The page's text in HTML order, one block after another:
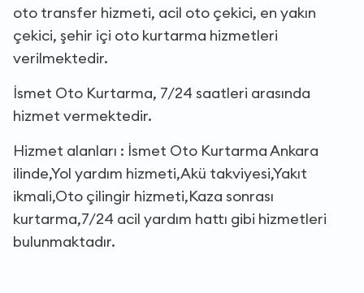
oto transfer hizmeti, acil oto çekici, en yakın
çekici, şehir içi oto kurtarma hizmetleri
verilmektedir.
İsmet Oto Kurtarma, 7/24 saatleri arasında
hizmet vermektedir.
Hizmet alanları : İsmet Oto Kurtarma Ankara
ilinde,Yol yardım hizmeti,Akü takviyesi,Yakıt
ikmali,Oto çilingir hizmeti,Kaza sonrası
kurtarma,7/24 acil yardım hattı gibi hizmetleri
bulunmaktadır.